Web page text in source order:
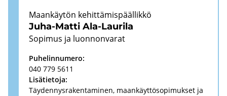
Juha-​Matti Ala-​Laurila
Maan­käy­tön ke­hit­tä­mis­pääl­lik­kö
So­pi­mus ja luon­non­va­rat
Pu­he­lin­nu­me­ro:
040 779 5611
Li­sä­tie­to­ja:
Täy­den­nys­ra­ken­ta­mi­nen, maan­käyt­tö­so­pi­muk­set ja